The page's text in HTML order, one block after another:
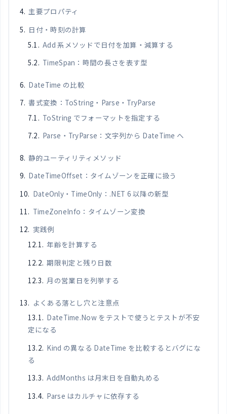
主要プロパティ
日付・時刻の計算
Add 系メソッドで日付を加算・減算する
TimeSpan：時間の長さを表す型
DateTime の比較
書式変換：ToString・Parse・TryParse
ToString でフォーマットを指定する
Parse・TryParse：文字列から DateTime へ
静的ユーティリティメソッド
DateTimeOffset：タイムゾーンを正確に扱う
DateOnly・TimeOnly：.NET 6 以降の新型
TimeZoneInfo：タイムゾーン変換
実践例
年齢を計算する
期限判定と残り日数
月の営業日を列挙する
よくある落とし穴と注意点
DateTime.Now をテストで使うとテストが不安
定になる
Kind の異なる DateTime を比較するとバグにな
る
AddMonths は月末日を自動丸める
Parse はカルチャに依存する